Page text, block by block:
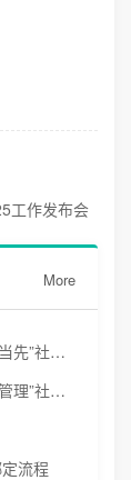
工作发布会
More
第五届“发现最美的自己”---“药师说药 社区当先”社区药师科普短视频创作训练营
第五届“发现最美的自己”---“医防融合 慢病管理”社区医生安全用药真实病例评选
流程